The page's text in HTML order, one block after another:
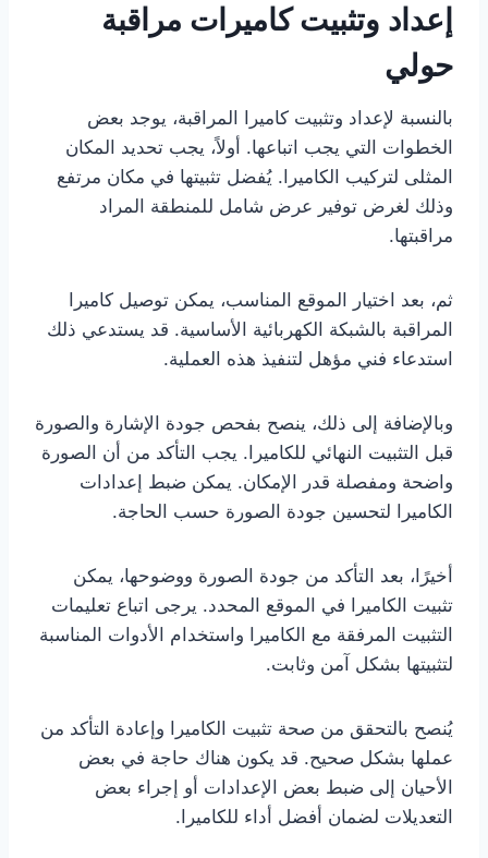
إعداد وتثبيت كاميرات مراقبة
حولي
بالنسبة لإعداد وتثبيت كاميرا المراقبة، يوجد بعض
الخطوات التي يجب اتباعها. أولاً، يجب تحديد المكان
المثلى لتركيب الكاميرا. يُفضل تثبيتها في مكان مرتفع
وذلك لغرض توفير عرض شامل للمنطقة المراد
مراقبتها.
ثم، بعد اختيار الموقع المناسب، يمكن توصيل كاميرا
المراقبة بالشبكة الكهربائية الأساسية. قد يستدعي ذلك
استدعاء فني مؤهل لتنفيذ هذه العملية.
وبالإضافة إلى ذلك، ينصح بفحص جودة الإشارة والصورة
قبل التثبيت النهائي للكاميرا. يجب التأكد من أن الصورة
واضحة ومفصلة قدر الإمكان. يمكن ضبط إعدادات
الكاميرا لتحسين جودة الصورة حسب الحاجة.
أخيرًا، بعد التأكد من جودة الصورة ووضوحها، يمكن
تثبيت الكاميرا في الموقع المحدد. يرجى اتباع تعليمات
التثبيت المرفقة مع الكاميرا واستخدام الأدوات المناسبة
لتثبيتها بشكل آمن وثابت.
يُنصح بالتحقق من صحة تثبيت الكاميرا وإعادة التأكد من
عملها بشكل صحيح. قد يكون هناك حاجة في بعض
الأحيان إلى ضبط بعض الإعدادات أو إجراء بعض
التعديلات لضمان أفضل أداء للكاميرا.